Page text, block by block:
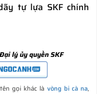
tự lựa SKF chính
lý ủy quyền SKF
gọi khác là vòng bi cà na,